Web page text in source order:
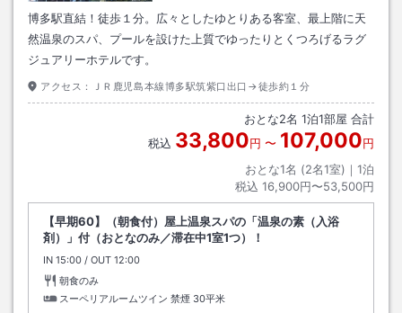
博多駅直結！徒歩１分。広々としたゆとりある客室、最上階に天
然温泉のスパ、プールを設けた上質でゆったりとくつろげるラグ
ジュアリーホテルです。
アクセス： ＪＲ鹿児島本線博多駅筑紫口出口→徒歩約１分
おとな2名 1泊1部屋 合計
税込 33,800円 〜 107,000円
おとな1名 (2名1室)｜ 1泊
税込 16,900円〜53,500円
【早期60】（朝食付）屋上温泉スパの「温泉の素（入浴
剤）」付（おとなのみ／滞在中1室1つ）！
IN チェックイン
15:00 / OUT チェックアウト
12:00
朝食のみ
スーペリアルームツイン 禁煙 30平米